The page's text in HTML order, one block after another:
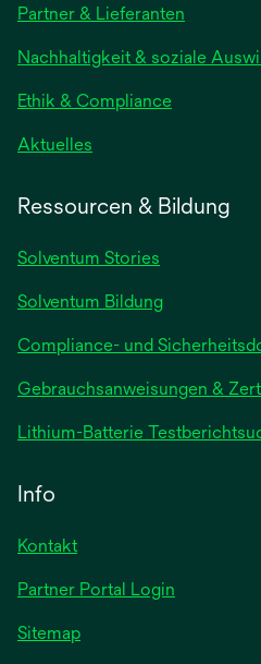
einer
neuen
Registerkarte
geöffnet
Partner & Lieferanten
Nachhaltigkeit & soziale
Ethik & Compliance
Aktuelles
Registerkarte
Ressourcen & Bildung
Solventum Stories
Solventum Bildung
Compliance- und
Gebrauchsanweisungen &
Lithium-Batterie
Info
Kontakt
Partner Portal Login
Sitemap